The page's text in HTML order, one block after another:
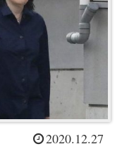
2020.12.27